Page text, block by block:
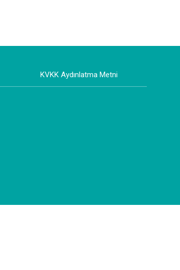
KVKK Aydınlatma Metni